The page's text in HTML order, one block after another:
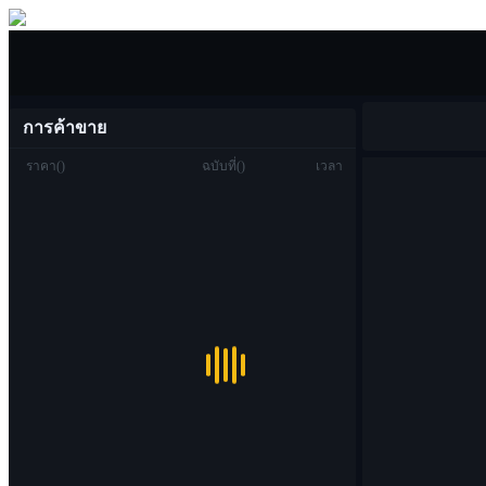
การค้าขาย
ราคา() ฉบับที่() เวลา